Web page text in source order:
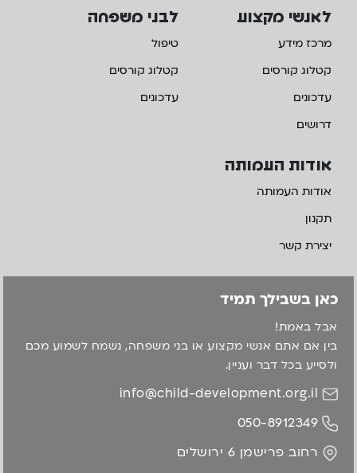
אודות העמותה
אודות העמותה
תקנון
יצירת קשר
לאנשי מקצוע
מרכז מידע
קטלוג קורסים
עדכונים
דרושים
לבני משפחה
טיפול
קטלוג קורסים
עדכונים
כאן בשבילך תמיד
אבל באמת!
בין אם אתם אנשי מקצוע או בני משפחה, נשמח לשמוע מכם
ולסייע בכל דבר ועניין.
info@child-development.org.il
050-8912349
רחוב פרישמן 6 ירושלים